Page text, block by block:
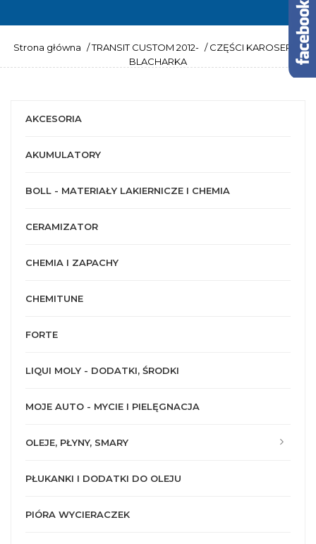
Strona główna /TRANSIT CUSTOM 2012- / CZĘŚCI KAROSERII –
BLACHARKA
AKCESORIA
AKUMULATORY
BOLL - MATERIAŁY LAKIERNICZE I CHEMIA
CERAMIZATOR
CHEMIA I ZAPACHY
CHEMITUNE
FORTE
LIQUI MOLY - DODATKI, ŚRODKI
MOJE AUTO - MYCIE I PIELĘGNACJA
OLEJE, PŁYNY, SMARY
PŁUKANKI I DODATKI DO OLEJU
PIÓRA WYCIERACZEK